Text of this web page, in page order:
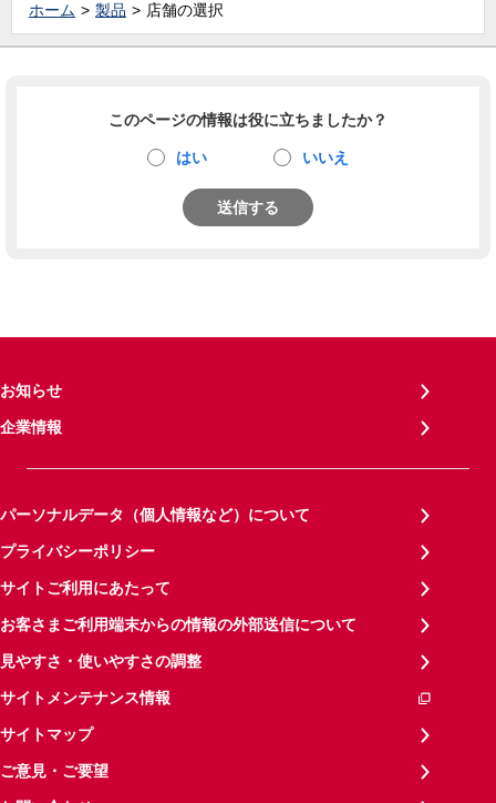
ホーム 製品 店舗の選択
このページの情報は役に立ちましたか？
はい いいえ
送信する
お知らせ
企業情報
パーソナルデータ（個人情報など）について
プライバシーポリシー
サイトご利用にあたって
お客さまご利用端末からの情報の外部送信について
見やすさ・使いやすさの調整
サイトメンテナンス情報
サイトマップ
ご意見・ご要望